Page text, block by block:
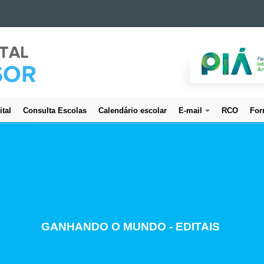
Consulta Escolas Calendário escolar E-mail RCO
ESTUDO E PLANEJAMENTO
GANHANDO O MUNDO - EDITAIS
CREDENCIAMENTO DE SERVIDORES
PROJETO BEM CUIDAR